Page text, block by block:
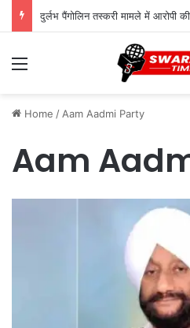
दुर्लभ पैंगोलिन तस्करी मामले में आरोपी की
Menu
Home / Aam Aadmi Party
Aam